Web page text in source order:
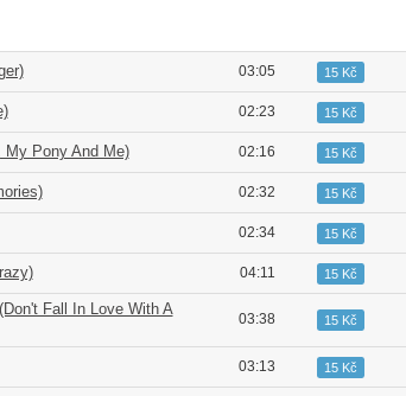
03:05 15 Kč
02:23 15 Kč
Pony And Me) 02:16 15 Kč
02:32 15 Kč
02:34 15 Kč
04:11 15 Kč
Fall In Love With A
03:38 15 Kč
03:13 15 Kč